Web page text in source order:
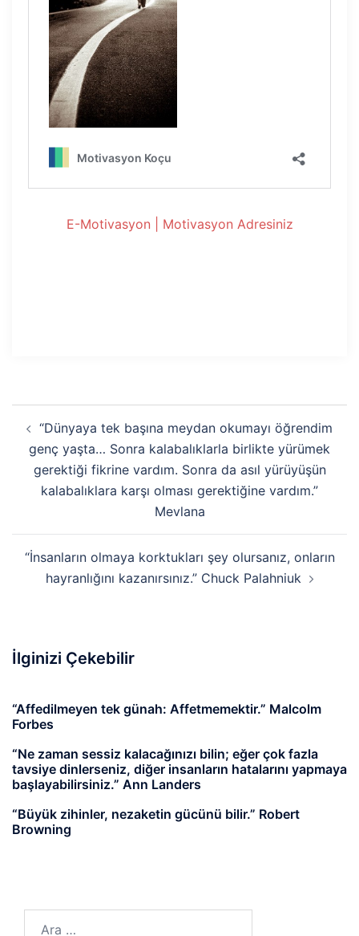
E-Motivasyon | Motivasyon Adresiniz
dolaşımı
“Dünyaya tek başına meydan okumayı öğrendim
genç yaşta… Sonra kalabalıklarla birlikte yürümek
gerektiği fikrine vardım. Sonra da asıl yürüyüşün
kalabalıklara karşı olması gerektiğine vardım.”
Mevlana
“İnsanların olmaya korktukları şey olursanız, onların
hayranlığını kazanırsınız.” Chuck Palahniuk
İlginizi Çekebilir
“Affedilmeyen tek günah: Affetmemektir.” Malcolm
Forbes
“Ne zaman sessiz kalacağınızı bilin; eğer çok fazla
tavsiye dinlerseniz, diğer insanların hatalarını yapmaya
başlayabilirsiniz.” Ann Landers
“Büyük zihinler, nezaketin gücünü bilir.” Robert
Browning